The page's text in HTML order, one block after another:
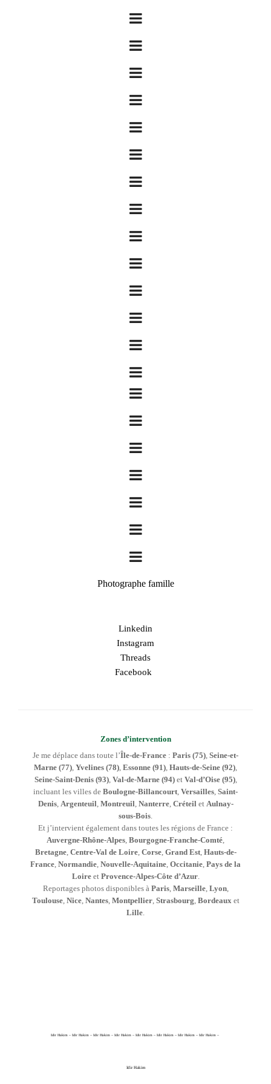
Photographe famille
Linkedin
Instagram
Threads
Facebook
Zones d’intervention
Je me déplace dans toute l’Île-de-France : Paris (75), Seine-et-
Marne (77), Yvelines (78), Essonne (91), Hauts-de-Seine (92),
Seine-Saint-Denis (93), Val-de-Marne (94)et Val-d’Oise (95),
incluant les villes de Boulogne-Billancourt, Versailles, Saint-
Denis, Argenteuil, Montreuil, Nanterre, Créteilet Aulnay-
sous-Bois.
Et j’intervient également dans toutes les régions de France :
Auvergne-Rhône-Alpes, Bourgogne-Franche-Comté,
Bretagne, Centre-Val de Loire, Corse, Grand Est, Hauts-de-
France, Normandie, Nouvelle-Aquitaine, Occitanie, Pays de la
Loireet Provence-Alpes-Côte d’Azur.
Reportages photos disponibles à Paris, Marseille, Lyon,
Toulouse, Nice, Nantes, Montpellier, Strasbourg, Bordeauxet
Lille.
Idir Hakim – Idir Hakim – Idir Hakim – Idir Hakim – Idir Hakim – Idir Hakim – Idir Hakim – Idir Hakim –
Idir Hakim